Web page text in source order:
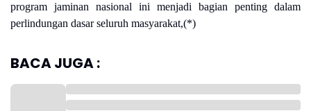
program jaminan nasional ini menjadi bagian penting dalam
perlindungan dasar seluruh masyarakat,(*)
BACA JUGA :